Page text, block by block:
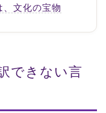
文化の宝物
できない言